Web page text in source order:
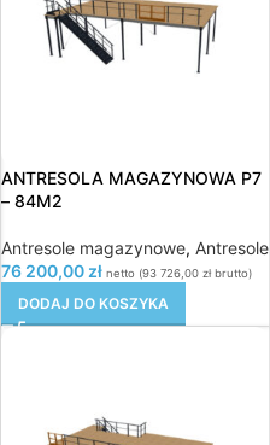
ANTRESOLA MAGAZYNOWA P7
– 84M2
Antresole magazynowe, Antresole
76 200,00 zł netto (93 726,00 złbrutto)
DODAJ DO KOSZYKA